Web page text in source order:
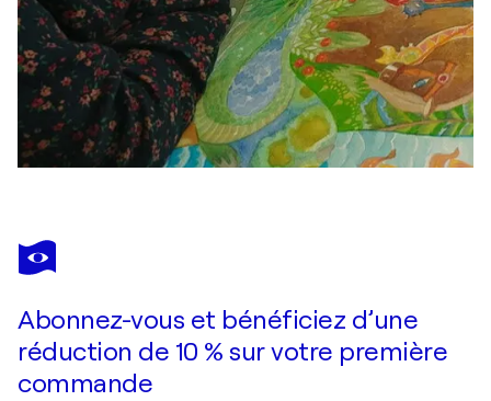
Abonnez-vous et bénéficiez d’une
réduction de 10 % sur votre première
commande